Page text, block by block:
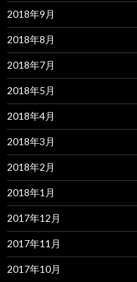
2018年9月
2018年8月
2018年7月
2018年5月
2018年4月
2018年3月
2018年2月
2018年1月
2017年12月
2017年11月
2017年10月